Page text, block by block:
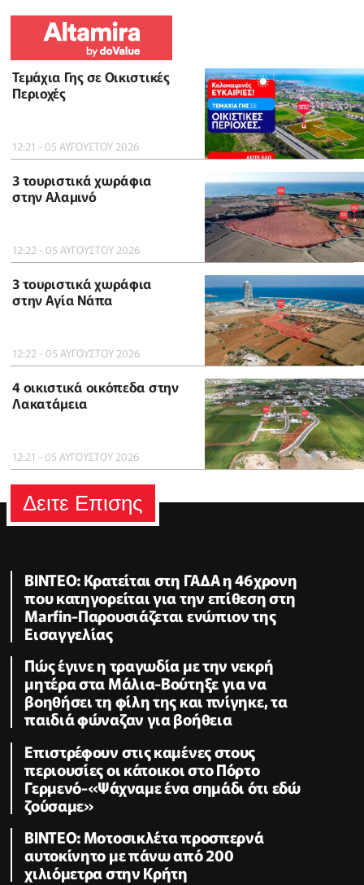
Τεμάχια Γης σε Οικιστικές
Περιοχές
12:21 - 05 ΑΥΓΟΥΣΤΟΥ 2026
3 τουριστικά χωράφια
στην Αλαμινό
12:22 - 05 ΑΥΓΟΥΣΤΟΥ 2026
3 τουριστικά χωράφια
στην Αγία Νάπα
12:22 - 05 ΑΥΓΟΥΣΤΟΥ 2026
4 οικιστικά οικόπεδα στην
Λακατάμεια
12:21 - 05 ΑΥΓΟΥΣΤΟΥ 2026
Δειτε Επισης
ΒΙΝΤΕΟ: Κρατείται στη ΓΑΔΑ η 46χρονη
που κατηγορείται για την επίθεση στη
Marfin-Παρουσιάζεται ενώπιον της
Εισαγγελίας
Πώς έγινε η τραγωδία με την νεκρή
μητέρα στα Μάλια-Βούτηξε για να
βοηθήσει τη φίλη της και πνίγηκε, τα
παιδιά φώναζαν για βοήθεια
Επιστρέφουν στις καμένες στους
περιουσίες οι κάτοικοι στο Πόρτο
Γερμενό-«Ψάχναμε ένα σημάδι ότι εδώ
ζούσαμε»
ΒΙΝΤΕΟ: Μοτοσικλέτα προσπερνά
αυτοκίνητο με πάνω από 200
χιλιόμετρα στην Κρήτη